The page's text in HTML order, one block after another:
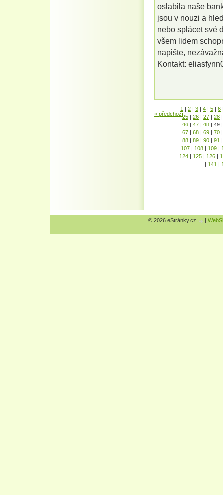
oslabila naše
jsou v nouzi a
nebo splácet své
všem lidem
napište,
Kontakt:
« předchozí
1 | 2 | 3 | 4 | 5 | 6 |
25 | 26 | 27 | 28 |
46 | 47 | 48 | 49 |
67 | 68 | 69 | 70 |
88 | 89 | 90 | 91 |
107 | 108 | 109 |
124 | 125 | 126 |
| 141 |
© 2026 eStránky.cz |